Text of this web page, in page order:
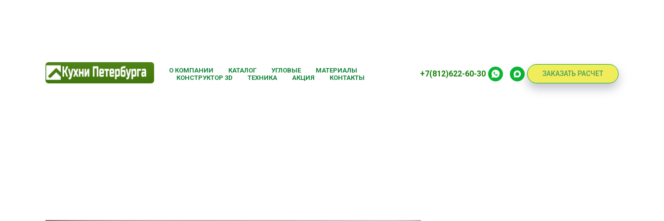
О КОМПАНИИ КАТАЛОГ УГЛОВЫЕ
МАТЕРИАЛЫ
КОНСТРУКТОР 3D
ТЕХНИКА АКЦИЯ КОНТАКТЫ +7(812)622-60-30 ЗАКАЗАТЬ РАСЧЕТ
Кухня № 237